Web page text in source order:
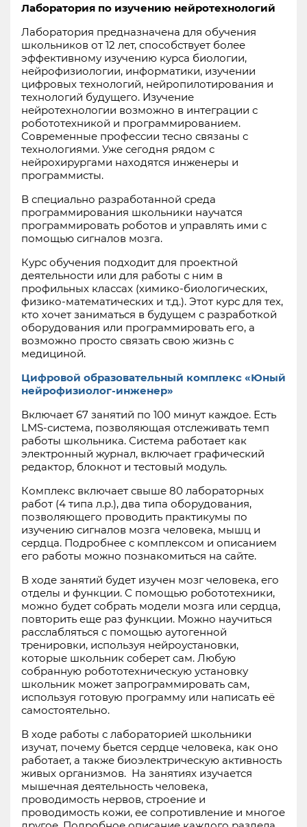
Лаборатория по изучению нейротехнологий
Лаборатория предназначена для обучения
школьников от 12 лет, способствует более
эффективному изучению курса биологии,
нейрофизиологии, информатики, изучении
цифровых технологий, нейропилотирования и
технологий будущего. Изучение
нейротехнологии возможно в интеграции с
робототехникой и программированием.
Современные профессии тесно связаны с
технологиями. Уже сегодня рядом с
нейрохирургами находятся инженеры и
програм­мисты.
В специально разработанной среда
программирования школьники научатся
программировать роботов и управлять ими с
помощью сигналов мозга.
Курс обучения подходит для проектной
деятельности или для работы с ним в
профильных классах (химико-биологических,
физико-математических и т.д.). Этот курс для тех,
кто хочет заниматься в будущем с разработкой
оборудования или программировать его, а
возможно просто связать свою жизнь с
медициной.
Цифровой образовательный комплекс «Юный
нейрофизиолог-инженер»
Включает 67 занятий по 100 минут каждое. Есть
LMS-система, позволяющая отслеживать темп
работы школьника. Система работает как
электронный журнал, включает графичес­кий
редактор, блокнот и тестовый модуль.
Комплекс включает свыше 80 лабораторных
работ (4 типа л.р.), два типа оборудования,
позволяющего проводить практикумы по
изучению сигналов мозга человека, мышц и
сердца. Подробнее с комплексом и описанием
его работы можно познакомиться на сайте.
В ходе занятий будет изучен мозг человека, его
отделы и функции. С помощью робототехники,
можно будет собрать модели мозга или сердца,
повторить еще раз функции. Можно научиться
расслабляться с помощью аутогенной
тренировки, используя нейроустановки,
которые школьник соберет сам. Любую
собранную робототехническую установку
школьник может запрограммировать сам,
используя готовую программу или написать её
самостоятельно.
В ходе работы с лабораторией школьники
изучат, почему бьется сердце человека, как оно
работает, а также биоэлектрическую активность
живых организмов. На занятиях изучается
мышечная деятельность человека,
проводимость нервов, строение и
проводимость кожи, ее сопротивление и многое